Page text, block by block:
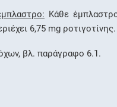
Κάθε
6,75 mg ροτιγοτίνης.
βλ. παράγραφο 6.1.